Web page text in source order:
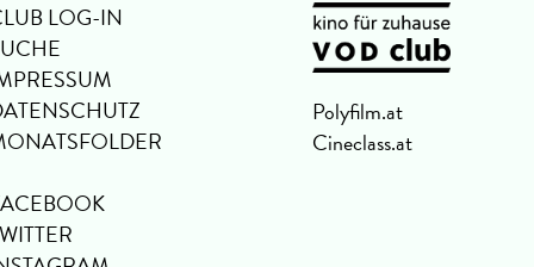
LOG-IN
Polyfilm.at
Cineclass.at